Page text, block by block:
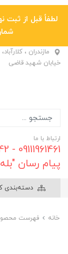
لطفاً قبل از
شماره 6042 5460
مازندران ،
خیابان شهید قاضی
ارتباط با ما
پیام رسان
دسته‌بندی
خانه فهرست